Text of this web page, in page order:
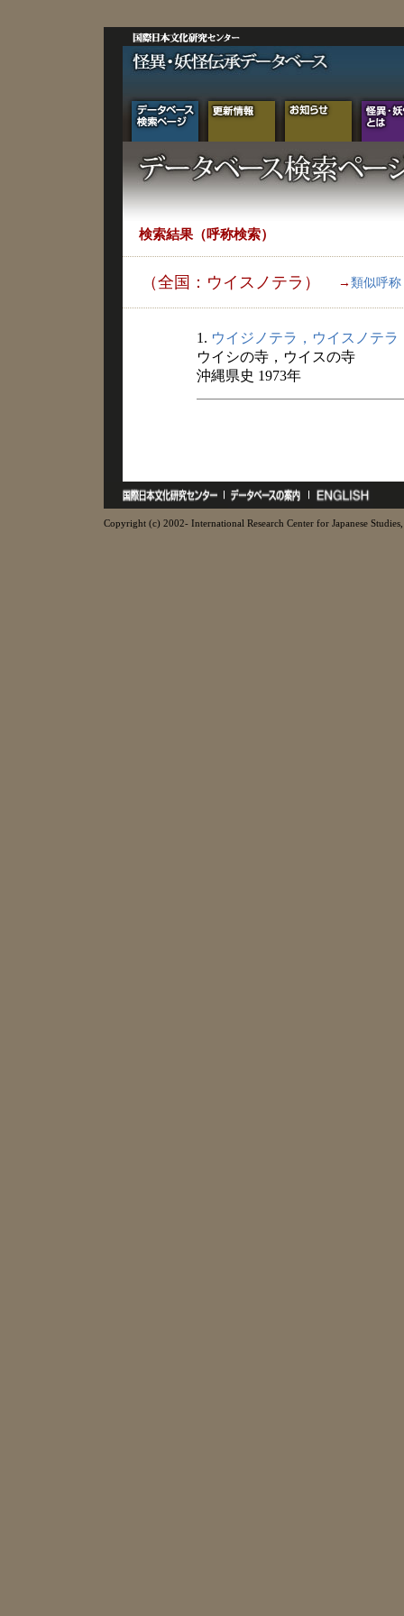
検索結果（呼称検索）
（全国：ウイスノテラ） → 類似呼称
1. ウイジノテラ，ウイスノテラ
ウイシの寺，ウイスの寺
沖縄県史 1973年
Copyright (c) 2002- International Research Center for Japanese